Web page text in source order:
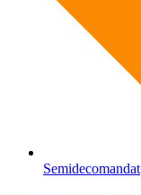
Semidecomandat